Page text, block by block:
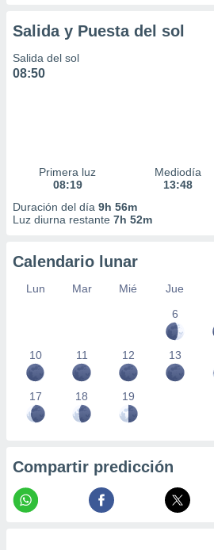
Salida y Puesta del sol
Salida del sol
08:50
Primera luz
08:19
Mediodía
13:48
Duración del día 9h 56m
Luz diurna restante 7h 52m
Calendario lunar
Lun Mar Mié Jue
6
10 11 12 13
17 18 19
Compartir predicción